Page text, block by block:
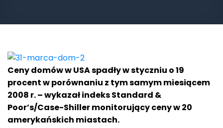
Ceny domów w USA spadły w styczniu o 19
procent w porównaniu z tym samym miesiącem
2008 r. – wykazał indeks Standard &
Poor’s/Case-Shiller monitorujący ceny w 20
amerykańskich miastach.